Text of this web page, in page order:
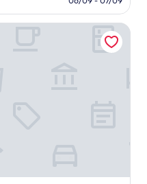
2.870.565 ₫